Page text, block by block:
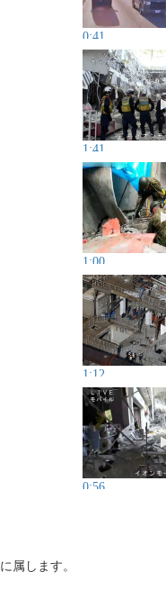
0:41
1:41
1:00
1:12
0:56
属します。